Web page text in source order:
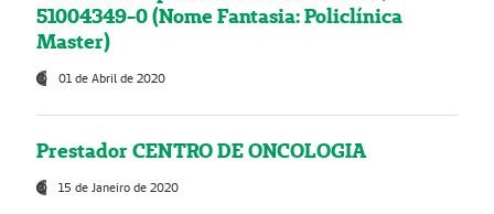
51004349-0 (Nome Fantasia: Policlínica
Master)
01 de Abril de 2020
Prestador CENTRO DE ONCOLOGIA
15 de Janeiro de 2020